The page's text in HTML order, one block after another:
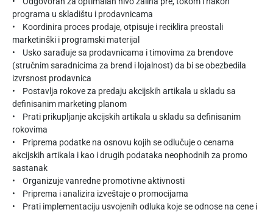
programa u skladištu i prodavnicama
• Koordinira proces prodaje, otpisuje i reciklira preostali
marketinški i programski materijal
• Usko sarađuje sa prodavnicama i timovima za brendove
(stručnim saradnicima za brend i lojalnost) da bi se obezbedila
izvrsnost prodavnica
• Postavlja rokove za predaju akcijskih artikala u skladu sa
definisanim marketing planom
• Prati prikupljanje akcijskih artikala u skladu sa definisanim
rokovima
• Priprema podatke na osnovu kojih se odlučuje o cenama
akcijskih artikala i kao i drugih podataka neophodnih za promo
sastanak
• Organizuje vanredne promotivne aktivnosti
• Priprema i analizira izveštaje o promocijama
• Prati implementaciju usvojenih odluka koje se odnose na cene i